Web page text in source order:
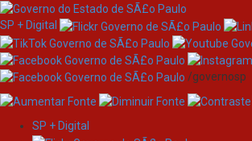
SP + Digital
/governosp
SP + Digital